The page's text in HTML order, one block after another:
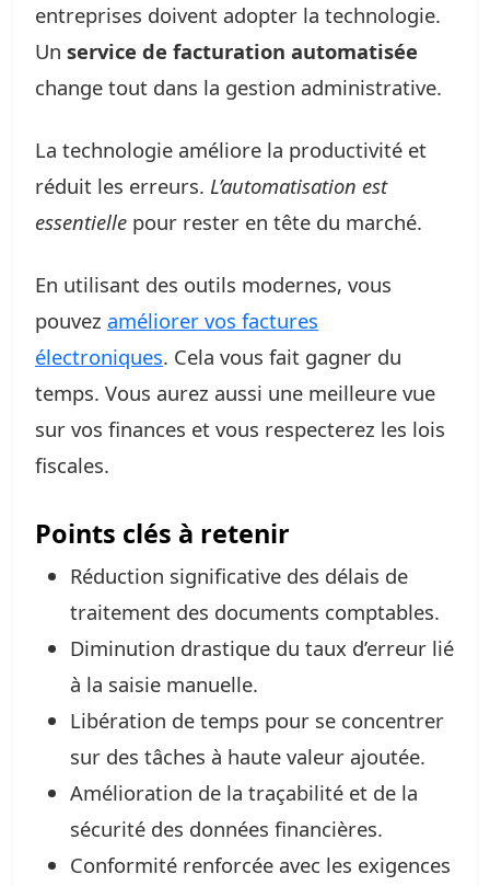
entreprises doivent adopter la technologie.
Un service de facturation automatisée
change tout dans la gestion administrative.
La technologie améliore la productivité et
réduit les erreurs. L’automatisation est
essentielle pour rester en tête du marché.
En utilisant des outils modernes, vous
pouvez améliorer vos factures
électroniques. Cela vous fait gagner du
temps. Vous aurez aussi une meilleure vue
sur vos finances et vous respecterez les lois
fiscales.
Points clés à retenir
Réduction significative des délais de
traitement des documents comptables.
Diminution drastique du taux d’erreur lié
à la saisie manuelle.
Libération de temps pour se concentrer
sur des tâches à haute valeur ajoutée.
Amélioration de la traçabilité et de la
sécurité des données financières.
Conformité renforcée avec les exigences